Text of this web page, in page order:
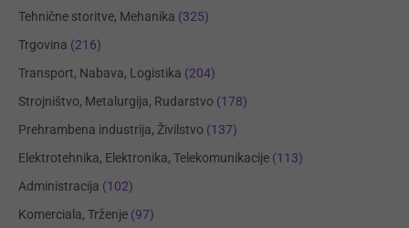
Tehnične storitve, Mehanika (325)
Trgovina (216)
Transport, Nabava, Logistika (204)
Strojništvo, Metalurgija, Rudarstvo (178)
Prehrambena industrija, Živilstvo (137)
Elektrotehnika, Elektronika, Telekomunikacije (113)
Administracija (102)
Komerciala, Trženje (97)